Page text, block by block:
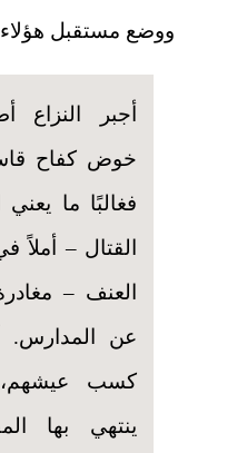
ووضع مستقبل
أجبر النزاع
خوض كفاح
فغالبًا ما
القتال –
العنف –
عن المدارس.
كسب عيشهم،
ينتهي بها